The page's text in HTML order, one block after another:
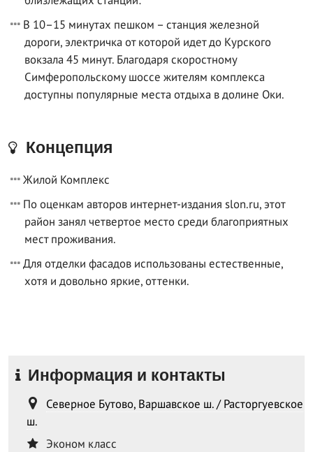
В 10–15 минутах пешком – станция железной
дороги, электричка от которой идет до Курского
вокзала 45 минут. Благодаря скоростному
Симферопольскому шоссе жителям комплекса
доступны популярные места отдыха в долине Оки.
Концепция
Жилой Комплекс
По оценкам авторов интернет-издания slon.ru, этот
район занял четвертое место среди благоприятных
мест проживания.
Для отделки фасадов использованы естественные,
хотя и довольно яркие, оттенки.
Информация и контакты
Северное Бутово, Варшавское ш. / Расторгуевское
ш.
Эконом класс